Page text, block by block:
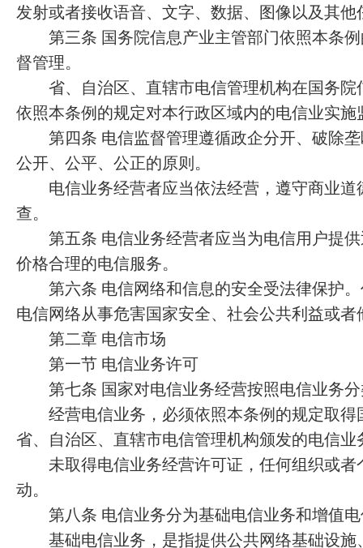
发射或者接收语音、文字、数据、图像以及其
第三条 国务院信息产业主管部门依照本条例
督管理。
省、自治区、直辖市电信管理机构在国务院
依照本条例的规定对本行政区域内的电信业实施
第四条 电信监督管理遵循政企分开、破除垄
公开、公平、公正的原则。
电信业务经营者应当依法经营，遵守商业道
查。
第五条 电信业务经营者应当为电信用户提供
价格合理的电信服务。
第六条 电信网络和信息的安全受法律保护。
电信网络从事危害国家安全、社会公共利益或
第二章 电信市场
第一节 电信业务许可
第七条 国家对电信业务经营按照电信业务分
经营电信业务，必须依照本条例的规定取得
省、自治区、直辖市电信管理机构颁发的电信业
未取得电信业务经营许可证，任何组织或者
动。
第八条 电信业务分为基础电信业务和增值电
基础电信业务，是指提供公共网络基础设施